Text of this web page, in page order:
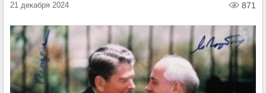
21 декабря 2024 871